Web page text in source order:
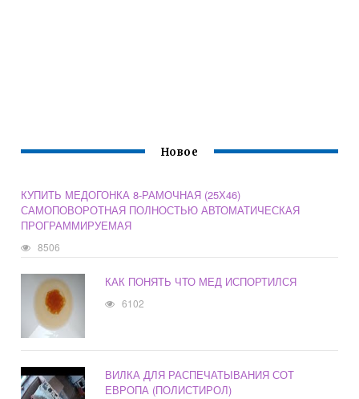
Новое
КУПИТЬ МЕДОГОНКА 8-РАМОЧНАЯ (25Х46)
САМОПОВОРОТНАЯ ПОЛНОСТЬЮ АВТОМАТИЧЕСКАЯ
ПРОГРАММИРУЕМАЯ
8506
КАК ПОНЯТЬ ЧТО МЕД ИСПОРТИЛСЯ
6102
ВИЛКА ДЛЯ РАСПЕЧАТЫВАНИЯ СОТ
ЕВРОПА (ПОЛИСТИРОЛ)